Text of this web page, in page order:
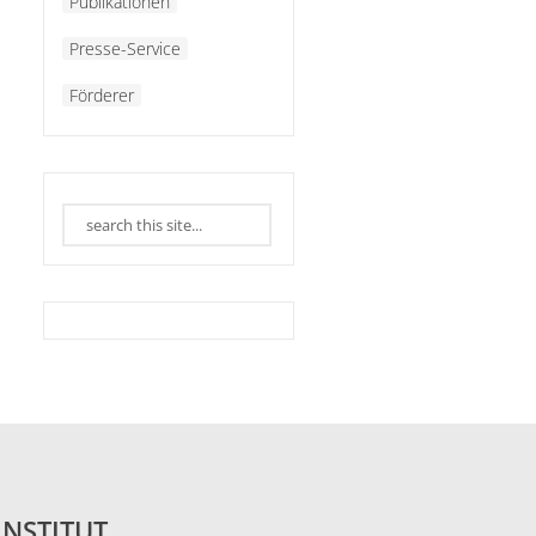
Presse-Service
Förderer